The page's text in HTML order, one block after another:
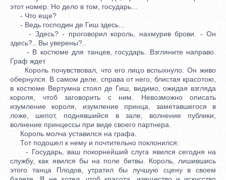
этот номер. Но дело в том, государь...
- Что еще?
- Ведь господин де Гиш здесь...
- Здесь? - проговорил король, нахмурив брови. - Он
здесь?.. Вы уверены?..
- В костюме для танцев, государь. Взгляните направо.
Граф ждет.
Король почувствовал, что его лицо вспыхнуло. Он живо
обернулся. В самом деле, справа от него, блистая красотою,
в костюме Вертумна стоял де Гиш, видимо, ожидая взгляда
короля, чтоб заговорить с ним. Невозможно описать
изумление короля, изумление принца, заметавшегося в
ложе, шепот, поднявшийся в зале, волнение публики,
волнение принцессы при виде своего партнера.
Король молча уставился на графа.
Тот подошел к нему и почтительно поклонился:
- Государь, ваш покорнейший слуга явился сегодня на
службу, как явился бы на поле битвы. Король, лишившись
этого танца Плодов, утратил бы лучшую сцену в своем